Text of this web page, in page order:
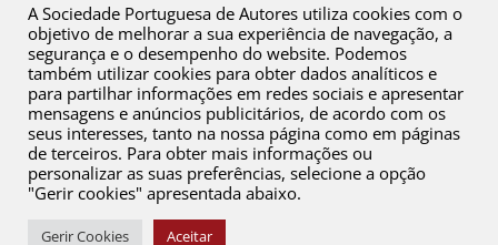
Canal de Denúncia
Plano de Prevenção de Riscos de Corrupção e Infrações Conexas
Política de Privacidade
Política de Cookies
Copyright © 2026 SPA. Todos os direitos reservados
A Sociedade Portuguesa de Autores utiliza cookies com o
objetivo de melhorar a sua experiência de navegação, a
segurança e o desempenho do website. Podemos
também utilizar cookies para obter dados analíticos e
para partilhar informações em redes sociais e apresentar
mensagens e anúncios publicitários, de acordo com os
seus interesses, tanto na nossa página como em páginas
de terceiros. Para obter mais informações ou
personalizar as suas preferências, selecione a opção
"Gerir cookies" apresentada abaixo.
Gerir Cookies Aceitar